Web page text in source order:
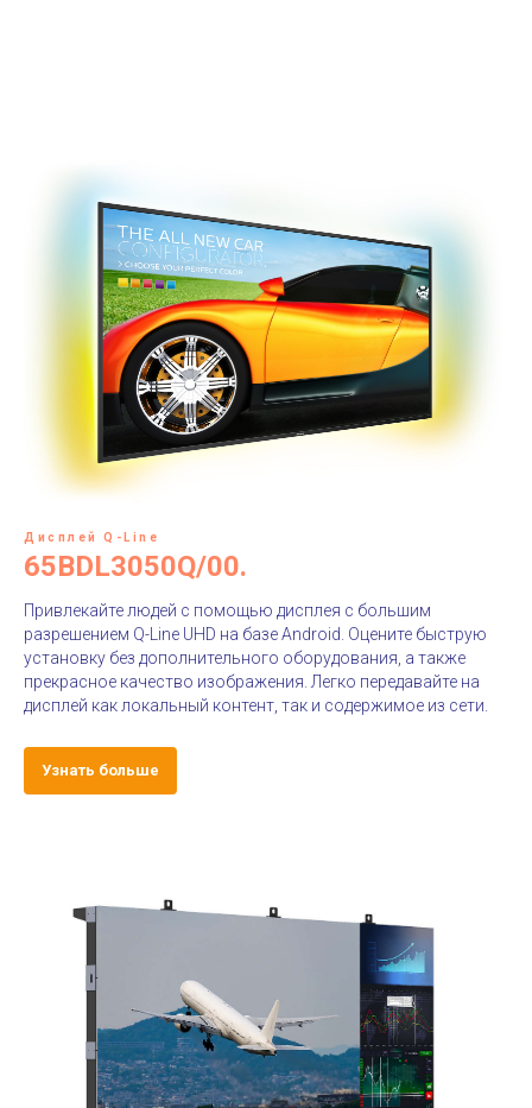
Дисплей Q-Line
65BDL3050Q/00.
Привлекайте людей с помощью дисплея с большим
разрешением Q-Line UHD на базе Android. Оцените быструю
установку без дополнительного оборудования, а также
прекрасное качество изображения. Легко передавайте на
дисплей как локальный контент, так и содержимое из сети.
Узнать больше